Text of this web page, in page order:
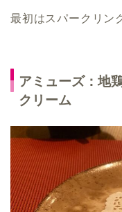
最初はスパークリン
アミューズ：地
クリーム